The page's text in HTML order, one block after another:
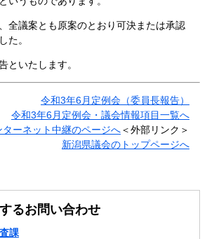
全議案とも原案のとおり可決または承認
た。
といたします。
令和3年6月定例会（委員長報告）
令和3年6月定例会・議会情報項目一覧へ
ーネット中継のページへ＜外部リンク＞
新潟県議会のトップページへ
るお問い合わせ
課